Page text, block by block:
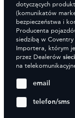
dotyczących
(komunikatów
bezpieczeństwa i
Producenta
siedzibą w
Importera, którym
przez Dealerów
na
email
telefon/sms